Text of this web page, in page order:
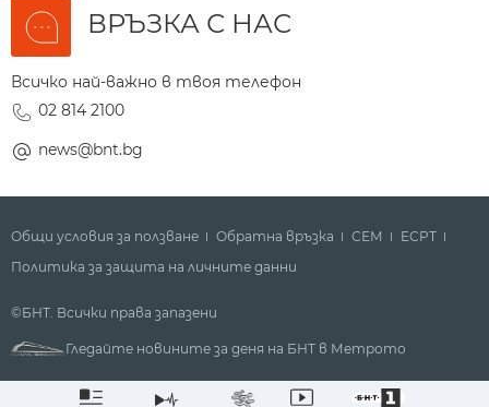
ВРЪЗКА С НАС
Всичко най-важно в твоя телефон
02 814 2100
news@bnt.bg
Общи условия за ползване Обратна връзка СЕМ
ECPT
Политика за защита на личните данни
©БНТ. Всички права запазени
Гледайте новините за деня на БНТ в Метрото